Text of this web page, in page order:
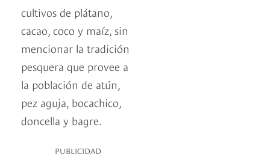
cultivos de plátano,
cacao, coco y maíz, sin
mencionar la tradición
pesquera que provee a
la población de atún,
pez aguja, bocachico,
doncella y bagre.
PUBLICIDAD